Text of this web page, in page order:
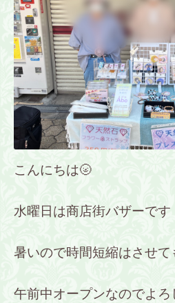
こんにちは🌝
水曜日は商店街バザーです
暑いので時間短縮はさせ
午前中オープンなのでよろ